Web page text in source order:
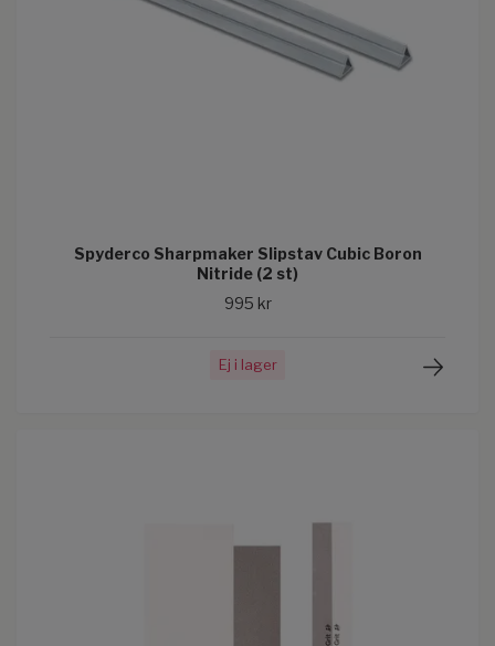
Spyderco Sharpmaker Slipstav Cubic Boron
Nitride (2 st)
995 kr
Ej i lager